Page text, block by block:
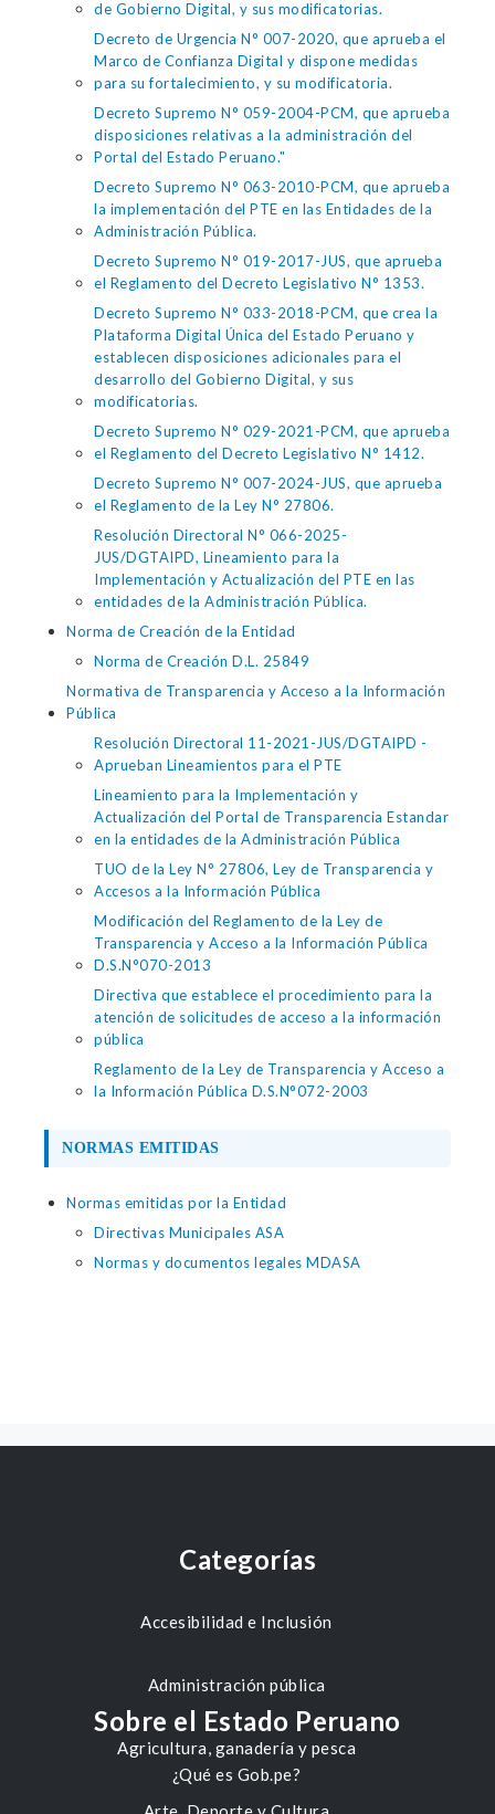
de Gobierno Digital, y sus modificatorias.
Decreto de Urgencia N° 007-2020, que aprueba el
Marco de Confianza Digital y dispone medidas
para su fortalecimiento, y su modificatoria.
Decreto Supremo N° 059-2004-PCM, que aprueba
disposiciones relativas a la administración del
Portal del Estado Peruano."
Decreto Supremo N° 063-2010-PCM, que aprueba
la implementación del PTE en las Entidades de la
Administración Pública.
Decreto Supremo N° 019-2017-JUS, que aprueba
el Reglamento del Decreto Legislativo N° 1353.
Decreto Supremo N° 033-2018-PCM, que crea la
Plataforma Digital Única del Estado Peruano y
establecen disposiciones adicionales para el
desarrollo del Gobierno Digital, y sus
modificatorias.
Decreto Supremo N° 029-2021-PCM, que aprueba
el Reglamento del Decreto Legislativo N° 1412.
Decreto Supremo N° 007-2024-JUS, que aprueba
el Reglamento de la Ley N° 27806.
Resolución Directoral N° 066-2025-
JUS/DGTAIPD, Lineamiento para la
Implementación y Actualización del PTE en las
entidades de la Administración Pública.
Norma de Creación de la Entidad
Norma de Creación D.L. 25849
Normativa de Transparencia y Acceso a la Información
Pública
Resolución Directoral 11-2021-JUS/DGTAIPD -
Aprueban Lineamientos para el PTE
Lineamiento para la Implementación y
Actualización del Portal de Transparencia Estandar
en la entidades de la Administración Pública
TUO de la Ley N° 27806, Ley de Transparencia y
Accesos a la Información Pública
Modificación del Reglamento de la Ley de
Transparencia y Acceso a la Información Pública
D.S.N°070-2013
Directiva que establece el procedimiento para la
atención de solicitudes de acceso a la información
pública
Reglamento de la Ley de Transparencia y Acceso a
la Información Pública D.S.N°072-2003
NORMAS EMITIDAS
Normas emitidas por la Entidad
Directivas Municipales ASA
Normas y documentos legales MDASA
Categorías
Accesibilidad e Inclusión
Administración pública
Agricultura, ganadería y pesca
Sobre el Estado Peruano
¿Qué es Gob.pe?